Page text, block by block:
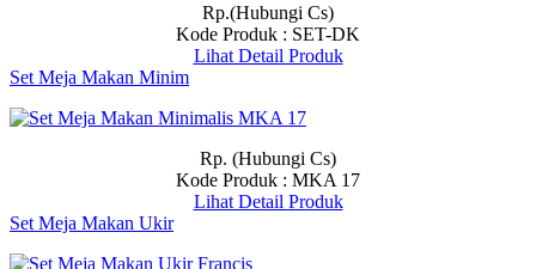
Rp.(Hubungi Cs)
Kode Produk : SET-DK
Lihat Detail Produk
Set Meja Makan Minim
Rp. (Hubungi Cs)
Kode Produk : MKA 17
Lihat Detail Produk
Set Meja Makan Ukir